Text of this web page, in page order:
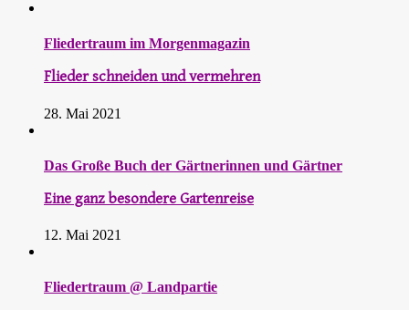
Fliedertraum im Morgenmagazin
Flieder schneiden und vermehren
28. Mai 2021
Das Große Buch der Gärtnerinnen und Gärtner
Eine ganz besondere Gartenreise
12. Mai 2021
Fliedertraum @ Landpartie